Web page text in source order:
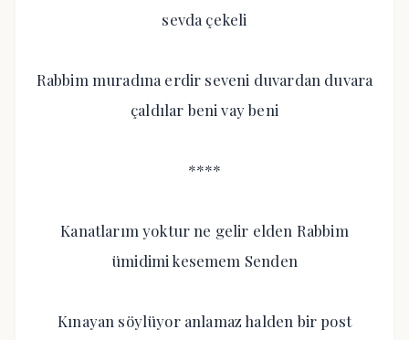
sevda çekeli
Rabbim muradına erdir seveni duvardan duvara
çaldılar beni vay beni
****
Kanatlarım yoktur ne gelir elden Rabbim
ümidimi kesemem Senden
Kınayan söylüyor anlamaz halden bir post